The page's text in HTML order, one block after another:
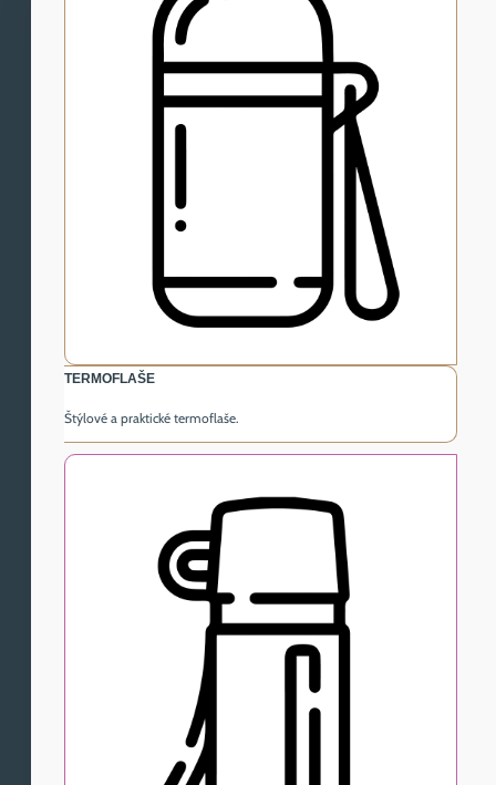
TERMOFLAŠE
Štýlové a praktické termoflaše.